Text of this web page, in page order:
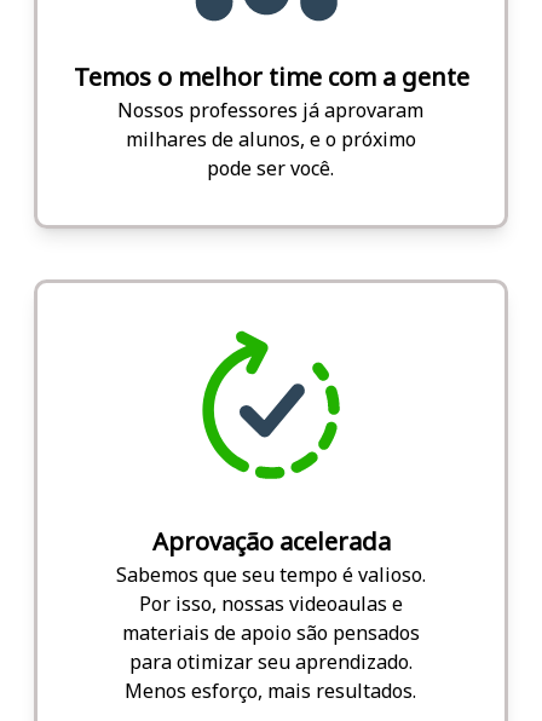
Temos o melhor time com a gente
Nossos professores já aprovaram
milhares de alunos, e o próximo
pode ser você.
Aprovação acelerada
Sabemos que seu tempo é valioso.
Por isso, nossas videoaulas e
materiais de apoio são pensados
para otimizar seu aprendizado.
Menos esforço, mais resultados.